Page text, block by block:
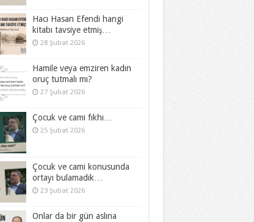
Hacı Hasan Efendi hangi
kitabı tavsiye etmiş…
28 Şubat 2026
Hamile veya emziren kadın
oruç tutmalı mı?
27 Şubat 2026
Çocuk ve cami fıkhı…
25 Şubat 2026
Çocuk ve cami konusunda
ortayı bulamadık…
23 Şubat 2026
Onlar da bir gün aslına